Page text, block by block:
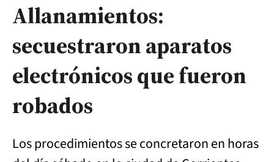
Allanamientos:
secuestraron aparatos
electrónicos que fueron
robados
Los procedimientos se concretaron en horas